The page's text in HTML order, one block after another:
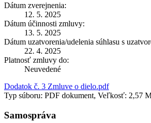
Dátum zverejnenia:
12. 5. 2025
Dátum účinnosti zmluvy:
13. 5. 2025
Dátum uzatvorenia/udelenia súhlasu s
22. 4. 2025
Platnosť zmluvy do:
Neuvedené
Dodatok č. 3 Zmluve o dielo.pdf
Typ súboru: PDF dokument, Veľkosť: 2,57
Samospráva